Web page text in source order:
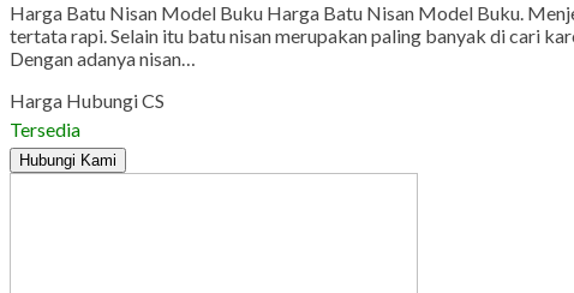
Harga Batu Nisan Model Buku Harga Batu Nisan Model Buku.
tertata rapi. Selain itu batu nisan merupakan paling banyak di cari
Dengan adanya nisan…
Harga Hubungi CS
Tersedia
Hubungi Kami